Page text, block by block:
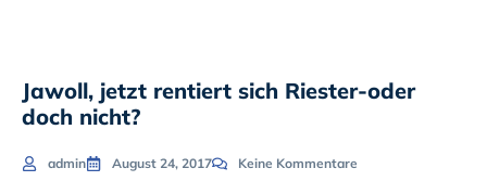
Jawoll, jetzt rentiert sich Riester-oder
doch nicht?
admin August 24, 2017 Keine Kommentare